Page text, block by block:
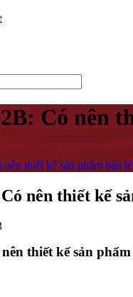
Có nên
thiết kế sản phẩm bán
nên thiết kế
thiết kế sản phẩm